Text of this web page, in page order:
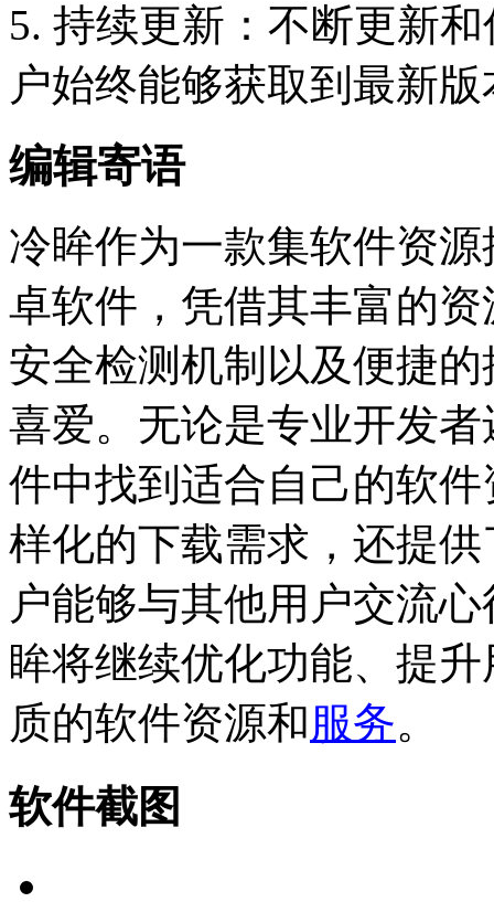
5. 持续更新：不断更新
户始终能够获取到最新
编辑寄语
冷眸作为一款集软件资
卓软件，凭借其丰富的
安全检测机制以及便捷
喜爱。无论是专业开发
件中找到适合自己的软
样化的下载需求，还提
户能够与其他用户交流
眸将继续优化功能、提
质的软件资源和服务。
软件截图